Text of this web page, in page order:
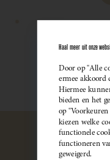
Haal meer uit onze
Door op "Alle
ermee akkoord
Hiermee
bieden en het
op
kiezen welke
functionele
functioneren
geweigerd.